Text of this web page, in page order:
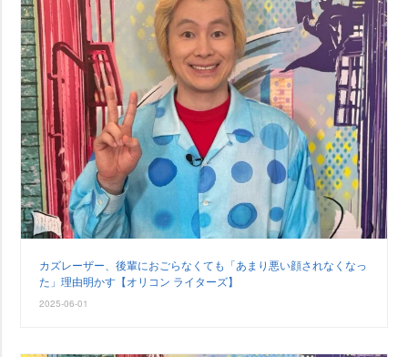
カズレーザー、後輩におごらなくても「あまり悪い顔されなくなっ
た」理由明かす【オリコン ライターズ】
2025-06-01